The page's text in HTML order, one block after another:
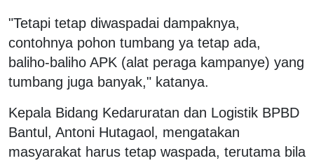
"Tetapi tetap diwaspadai dampaknya,
contohnya pohon tumbang ya tetap ada,
baliho-baliho APK (alat peraga kampanye) yang
tumbang juga banyak," katanya.
Kepala Bidang Kedaruratan dan Logistik BPBD
Bantul, Antoni Hutagaol, mengatakan
masyarakat harus tetap waspada, terutama bila